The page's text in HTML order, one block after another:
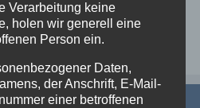
Verarbeitung keine
holen wir generell eine
Person ein.
Daten,
der Anschrift, E-Mail-
einer betroffenen